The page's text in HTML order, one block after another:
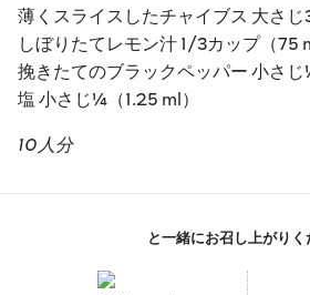
薄くスライスしたチャイブス 大さじ
しぼりたてレモン汁 1/3カップ（75
挽きたてのブラックペッパー 小さじ
塩 小さじ¼（1.25 ml）
10人分
と一緒にお召し上がり